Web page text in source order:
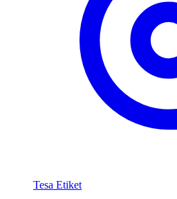
Tesa Etiket